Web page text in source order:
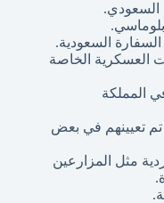
السعودي.
السعودية.
العسكرية الخاصة
المملكة
تم تعيينهم في بعض
مثل المزارعين